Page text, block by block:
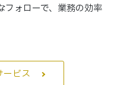
フォローで、業務の効率
ービス